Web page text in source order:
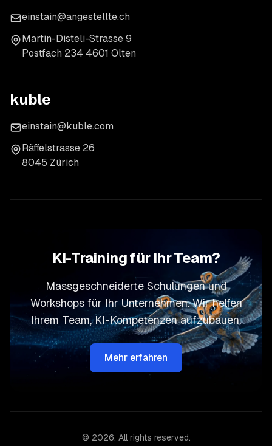
einstain@angestellte.ch
Martin-Disteli-Strasse 9
Postfach 234 4601 Olten
kuble
einstain@kuble.com
Räffelstrasse 26
8045 Zürich
KI-Training für Ihr Team?
Massgeschneiderte Schulungen und
Workshops für Ihr Unternehmen. Wir helfen
Ihrem Team, KI-Kompetenzen aufzubauen.
Mehr erfahren
© 2026. All rights reserved.